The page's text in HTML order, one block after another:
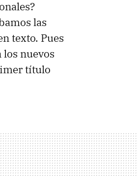
las
texto. Pues
nuevos
título